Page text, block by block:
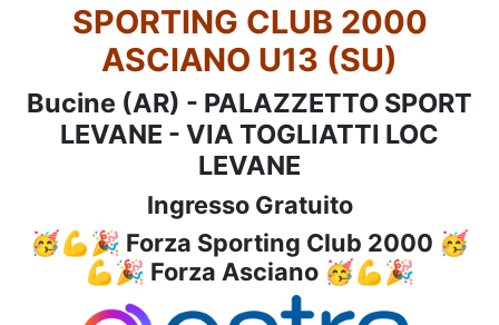
SPORTING CLUB 2000
ASCIANO U13 (SU)
Bucine (AR) - PALAZZETTO SPORT
LEVANE - VIA TOGLIATTI LOC
LEVANE
Ingresso Gratuito
🥳💪🎉 Forza Sporting Club 2000 🥳
💪🎉 Forza Asciano 🥳💪🎉